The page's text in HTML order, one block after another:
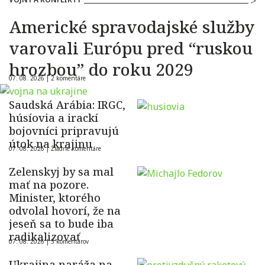
Americké spravodajské služby
varovali Európu pred “ruskou
hrozbou” do roku 2029
07. 08. 2026 |2 komentáre
Saudská Arábia: IRGC,
húsíovia a irackí
bojovníci pripravujú
útok na krajinu
07. 08. 2026 |Žiadne komentáre
Zelenskyj by sa mal
mať na pozore.
Minister, ktorého
odvolal hovorí, že na
jeseň sa to bude iba
radikalizovať
07. 08. 2026 |5 komentárov